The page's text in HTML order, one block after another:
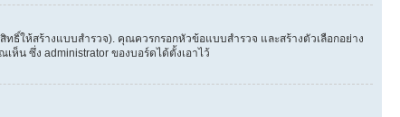
ห้สร้างแบบสำรวจ). คุณควรกรอกหัวข้อแบบสำรวจ และสร้างตัวเลือกอย่าง
ห็น ซึ่ง administrator ของบอร์ดได้ตั้งเอาไว้